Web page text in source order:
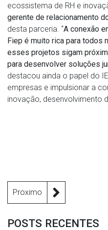
ecossistema de RH e
gerente de relacionamento
desta parceria. “A conexão
Fiep é muito rica para todos
esses projetos sigam
para desenvolver soluções
destacou ainda o papel do
empresas e impulsionar a
inovação, desenvolvimento
Proximo
POSTS RECENTES